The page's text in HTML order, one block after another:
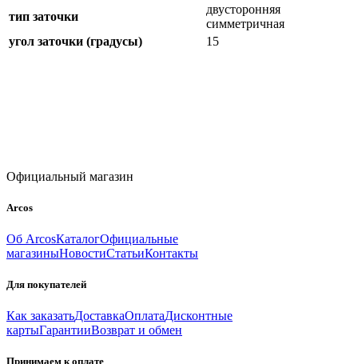
тип заточки
двусторонняя
симметричная
угол заточки (градусы)
15
Официальный магазин
Arcos
Об ArcosКаталогОфициальные
магазиныНовостиСтатьиКонтакты
Для покупателей
Как заказатьДоставкаОплатаДисконтные
картыГарантииВозврат и обмен
Принимаем к оплате